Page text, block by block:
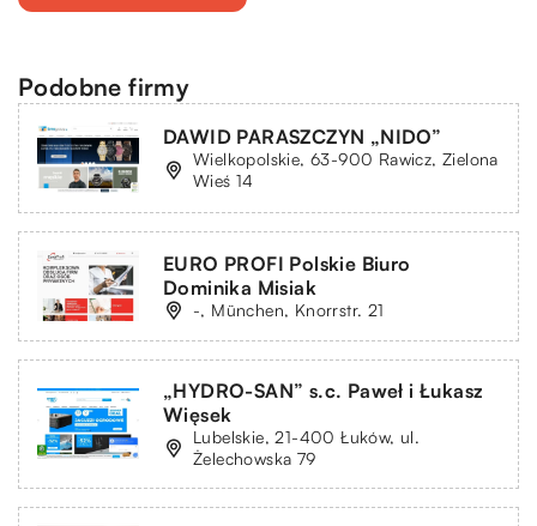
Podobne firmy
DAWID PARASZCZYN „NIDO”
Wielkopolskie, 63-900 Rawicz, Zielona
Wieś 14
EURO PROFI Polskie Biuro
Dominika Misiak
-, München, Knorrstr. 21
„HYDRO-SAN” s.c. Paweł i Łukasz
Więsek
Lubelskie, 21-400 Łuków, ul.
Żelechowska 79